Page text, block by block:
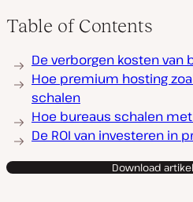
Table of Contents
De verborgen kosten van
Hoe premium hosting
schalen
Hoe bureaus schalen
De ROI van investeren in
Download artikel